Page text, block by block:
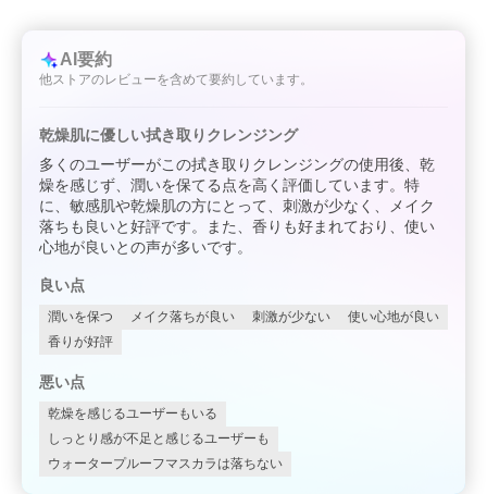
AI要約
他ストアのレビューを含めて要約しています。
乾燥肌に優しい拭き取りクレンジング
多くのユーザーがこの拭き取りクレンジングの使用後、乾
燥を感じず、潤いを保てる点を高く評価しています。特
に、敏感肌や乾燥肌の方にとって、刺激が少なく、メイク
落ちも良いと好評です。また、香りも好まれており、使い
心地が良いとの声が多いです。
良い点
潤いを保つ メイク落ちが良い 刺激が少ない
使い心地が良い
香りが好評
悪い点
乾燥を感じるユーザーもいる
しっとり感が不足と感じるユーザーも
ウォータープルーフマスカラは落ちない